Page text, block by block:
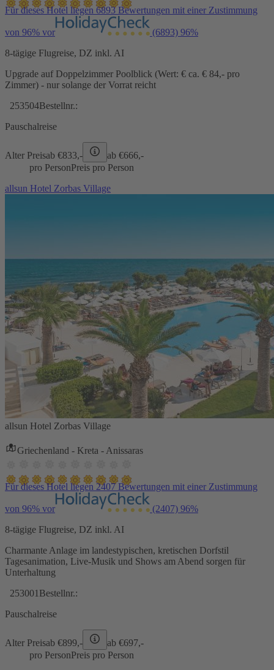
Für dieses Hotel liegen 6893 Bewertungen mit einer Zustimmung
von 96% vor (6893) 96%
8-tägige Flugreise, DZ inkl. AI
Upgrade auf Doppelzimmer Poolblick (Wert: € ca. € 84,- pro
Zimmer) - nur solange der Vorrat reicht
253504Bestellnr.:
Pauschalreise
Alter Preisab €833,- ab €666,-
pro PersonPreis pro Person
allsun Hotel Zorbas Village
allsun Hotel Zorbas Village
Griechenland - Kreta - Anissaras
Für dieses Hotel liegen 2407 Bewertungen mit einer Zustimmung
von 96% vor (2407) 96%
8-tägige Flugreise, DZ inkl. AI
Charmante Anlage im landestypischen, kretischen Dorfstil
Tagesanimation, Live-Musik und Shows am Abend sorgen für
Unterhaltung
253001 Bestellnr.:
Pauschalreise
Alter Preisab €899,- ab €697,-
pro PersonPreis pro Person